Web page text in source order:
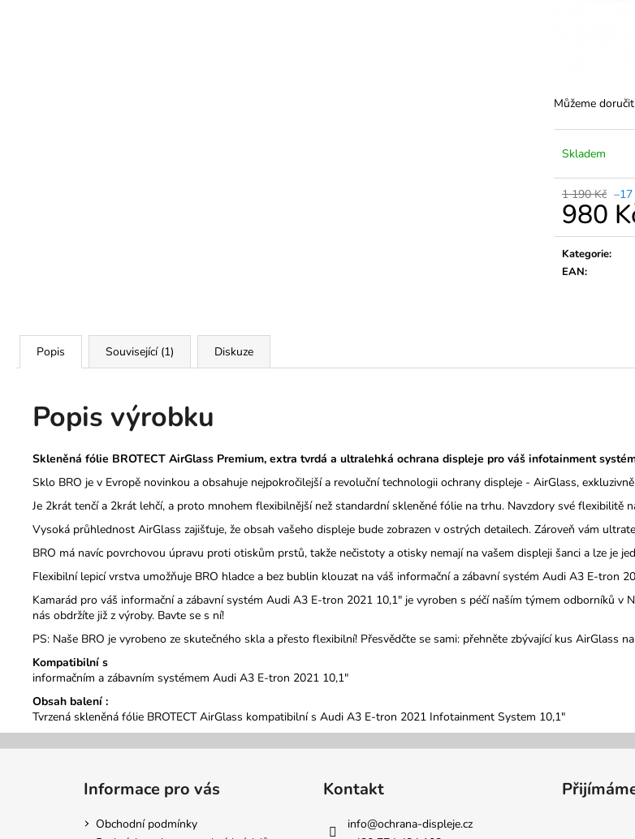
Můžeme
Skladem
1 190 Kč
980
Měrná
cena:
Kategorie:
EAN:
Popis Související (1) Diskuze
Popis výrobku
Skleněná fólie BROTECT AirGlass Premium, extra tvrdá a ultralehká ochrana displeje pro váš infotainment
Sklo BRO je v Evropě novinkou a obsahuje nejpokročilejší a revoluční technologii ochrany displeje - AirGlass, exkluzivně
Je 2krát tenčí a 2krát lehčí, a proto mnohem flexibilnější než standardní skleněné fólie na trhu. Navzdory své flexibilitě
Vysoká průhlednost AirGlass zajišťuje, že obsah vašeho displeje bude zobrazen v ostrých detailech. Zároveň vám
BRO má navíc povrchovou úpravu proti otiskům prstů, takže nečistoty a otisky nemají na vašem displeji šanci a lze je
Flexibilní lepicí vrstva umožňuje BRO hladce a bez bublin klouzat na váš informační a zábavní systém Audi A3 E-tron
Kamarád pro váš informační a zábavní systém Audi A3 E-tron 2021 10,1" je vyroben s péčí naším týmem odborníků v
nás obdržíte již z výroby. Bavte se s ní!
PS: Naše BRO je vyrobeno ze skutečného skla a přesto flexibilní! Přesvědčte se sami: přehněte zbývající kus AirGlass
Kompatibilní s
informačním a zábavním systémem Audi A3 E-tron 2021 10,1"
Obsah balení :
Tvrzená skleněná fólie BROTECT AirGlass kompatibilní s Audi A3 E-tron 2021 Infotainment System 10,1"
Informace pro vás
Obchodní podmínky
Kontakt
info@ochrana-displeje.cz